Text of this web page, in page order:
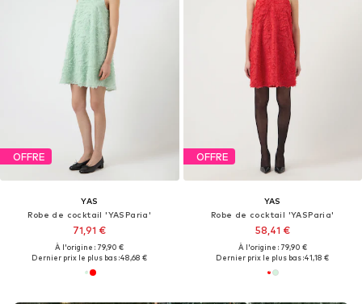
OFFRE
YAS
Robe de cocktail 'YASParia'
71,91 €
À l'origine : 79,90 €
Dernier prix le plus bas :48,68 €
OFFRE
YAS
Robe de cocktail 'YASParia'
58,41 €
À l'origine : 79,90 €
Dernier prix le plus bas :41,18 €